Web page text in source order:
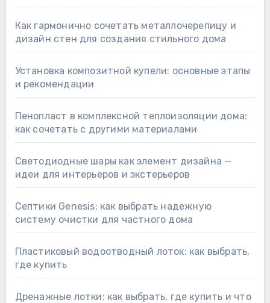
Как гармонично сочетать металлочерепицу и
дизайн стен для создания стильного дома
Установка композитной купели: основные этапы
и рекомендации
Пенопласт в комплексной теплоизоляции дома:
как сочетать с другими материалами
Светодиодные шары как элемент дизайна —
идеи для интерьеров и экстерьеров
Септики Genesis: как выбрать надежную
систему очистки для частного дома
Пластиковый водоотводный лоток: как выбрать,
где купить
Дренажные лотки: как выбрать, где купить и что